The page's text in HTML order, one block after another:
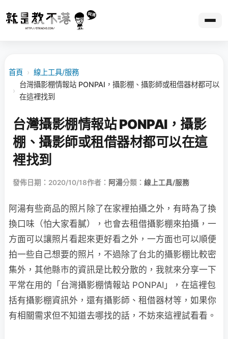
首頁 › 線上工具/服務
›
台灣攝影棚情報站 PONPAI，攝影棚、攝影師或租借器材都可以
在這裡找到
台灣攝影棚情報站 PONPAI，攝影
棚、攝影師或租借器材都可以在這
裡找到
發佈日期：2020/10/18作者： 阿湯分類： 線上工具/服務
阿湯有些商品的照片除了在家裡拍攝之外，有時為了換
換口味（怕大家看膩），也會去租借攝影棚來拍攝，一
方面可以讓照片看起來更好看之外，一方面也可以順便
拍一些自己想要的照片，不過除了台北的攝影棚比較密
集外，其他縣市的資訊是比較分散的，我就來分享一下
平常在用的「台灣攝影棚情報站 PONPAI」，在這裡包
括有攝影棚資訊外，還有攝影師、租借器材等，如果你
有相關需求但不知道去哪找的話，不妨來這裡試看看。